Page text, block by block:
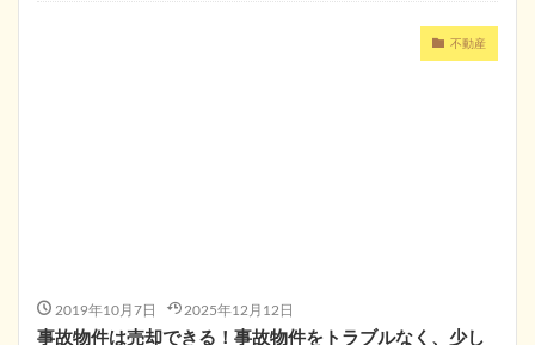
不動産
2019年10月7日 2025年12月12日
事故物件は売却できる！事故物件をトラブルなく、少し